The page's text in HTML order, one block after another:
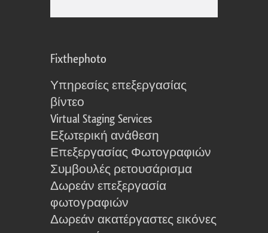
Fixthephoto
Υπηρεσίες επεξεργασίας
βίντεο
Virtual Staging Services
Εξωτερική ανάθεση
Επεξεργασίας Φωτογραφιών
Συμβουλές ρετουσάρισμα
Δωρεάν επεξεργασία
φωτογραφιών
Δωρεάν ακατέργαστες εικόνες